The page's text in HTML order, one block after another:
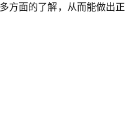
方面的了解，从而能做出正